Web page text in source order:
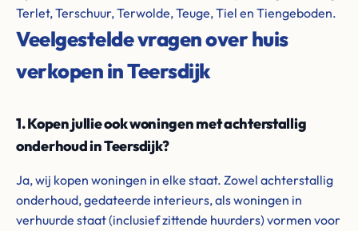
Terlet, Terschuur, Terwolde, Teuge, Tiel en Tiengeboden.
Veelgestelde vragen over huis
verkopen in Teersdijk
1. Kopen jullie ook woningen met achterstallig
onderhoud in Teersdijk?
Ja, wij kopen woningen in elke staat. Zowel achterstallig
onderhoud, gedateerde interieurs, als woningen in
verhuurde staat (inclusief zittende huurders) vormen voor